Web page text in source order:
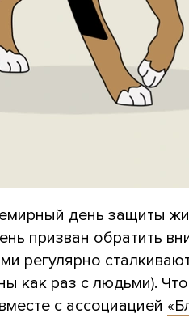
день защиты
призван обратить
регулярно
как раз с людьми).
с ассоциацией